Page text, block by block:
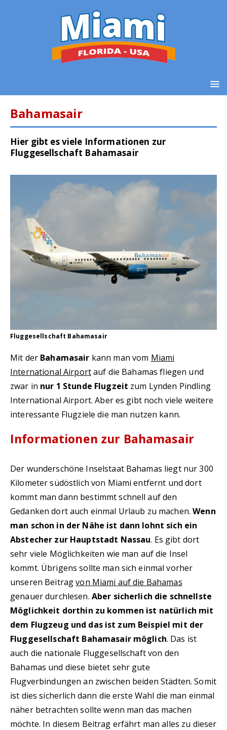
Bahamasair
Hier gibt es viele Informationen zur
Fluggesellschaft Bahamasair
Fluggesellschaft Bahamasair
Mit der Bahamasair kann man vom Miami
International Airportauf die Bahamas fliegen und
zwar in nur 1 Stunde Flugzeit zum Lynden Pindling
International Airport. Aber es gibt noch viele weitere
interessante Flugziele die man nutzen kann.
Informationen zur Bahamasair
Der wunderschöne Inselstaat Bahamas liegt nur 300
Kilometer südöstlich von Miami entfernt und dort
kommt man dann bestimmt schnell auf den
Gedanken dort auch einmal Urlaub zu machen.Wenn
man schon in der Nähe ist dann lohnt sich ein
Abstecher zur Hauptstadt Nassau. Es gibt dort
sehr viele Möglichkeiten wie man auf die Insel
kommt. Übrigens sollte man sich einmal vorher
unseren Beitragvon Miami auf die Bahamas
genauer durchlesen. Aber sicherlich die schnellste
Möglichkeit dorthin zu kommen ist natürlich mit
dem Flugzeug und das ist zum Beispiel mit der
Fluggesellschaft Bahamasair möglich. Das ist
auch die nationale Fluggesellschaft von den
Bahamas und diese bietet sehr gute
Flugverbindungen an zwischen beiden Städten. Somit
ist dies sicherlich dann die erste Wahl die man einmal
näher betrachten sollte wenn man das machen
möchte. In diesem Beitrag erfährt man alles zu dieser